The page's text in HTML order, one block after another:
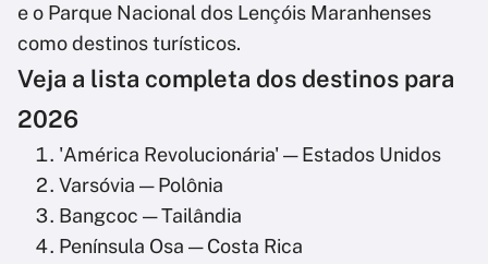
e o Parque Nacional dos Lençóis Maranhenses
como destinos turísticos.
Veja a lista completa dos destinos para
2026
'América Revolucionária' — Estados Unidos
Varsóvia — Polônia
Bangcoc — Tailândia
Península Osa — Costa Rica